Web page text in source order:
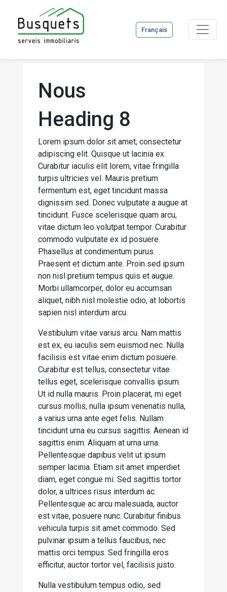
Français
Nous
Heading 8
Lorem ipsum dolor sit amet, consectetur
adipiscing elit. Quisque ut lacinia ex.
Curabitur iaculis elit lorem, vitae fringilla
turpis ultricies vel. Mauris pretium
fermentum est, eget tincidunt massa
dignissim sed. Donec vulputate a augue at
tincidunt. Fusce scelerisque quam arcu,
vitae dictum leo volutpat tempor. Curabitur
commodo vulputate ex id posuere.
Phasellus at condimentum purus.
Praesent et dictum ante. Proin sed ipsum
non nisl pretium tempus quis et augue.
Morbi ullamcorper, dolor eu accumsan
aliquet, nibh nisl molestie odio, at lobortis
sapien nisl interdum arcu.
Vestibulum vitae varius arcu. Nam mattis
est ex, eu iaculis sem euismod nec. Nulla
facilisis est vitae enim dictum posuere.
Curabitur est tellus, consectetur vitae
tellus eget, scelerisque convallis ipsum.
Ut id nulla mauris. Proin placerat, mi eget
cursus mollis, nulla ipsum venenatis nulla,
a varius urna ante eget felis. Nullam
tincidunt urna eu cursus sagittis. Aenean id
sagittis enim. Aliquam at urna urna.
Pellentesque dapibus velit ut ipsum
semper lacinia. Etiam sit amet imperdiet
diam, eget congue mi. Sed sagittis tortor
dolor, a ultrices risus interdum ac.
Pellentesque ac arcu malesuada, auctor
est vitae, posuere nunc. Curabitur finibus
vehicula turpis sit amet commodo. Sed
pulvinar ipsum a tellus faucibus, nec
mattis orci tempus. Sed fringilla eros
efficitur, auctor tortor vel, facilisis justo.
Nulla vestibulum tempus odio, sed